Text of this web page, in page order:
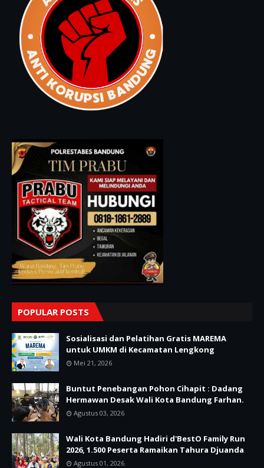
POPULAR POSTS
Sosialisasi dan Pelatihan Gratis MAREMA
untuk UMKM di Kecamatan Lengkong
Mei 21, 2026
Buntut Penebangan Pohon Cihapit : Dadang
Hermawan Desak Wali Kota Bandung Farhan.
Agustus 03, 2026
Wali Kota Bandung Hadiri d'BestO Family Run
2026, 1.500 Peserta Ramaikan Tahura Djuanda
Agustus 01, 2026